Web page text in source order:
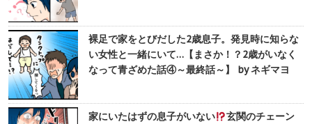
裸足で家をとびだした2歳息子。発見時に知らな
い女性と一緒にいて…【まさか！？2歳がいなく
なって青ざめた話④～最終話～】 by ネギマヨ
家にいたはずの息子がいない
玄関のチェーン